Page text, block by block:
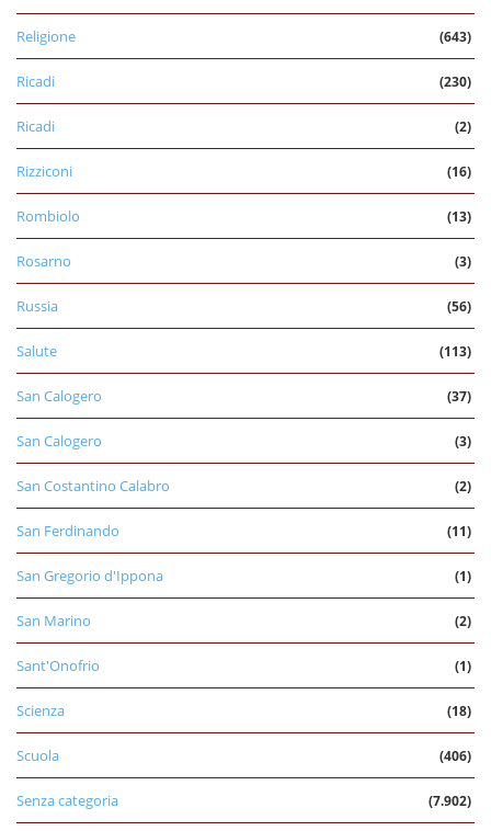
Religione (643)
Ricadi (230)
Ricadi (2)
Rizziconi (16)
Rombiolo (13)
Rosarno (3)
Russia (56)
Salute (113)
San Calogero (37)
San Calogero (3)
San Costantino Calabro (2)
San Ferdinando (11)
San Gregorio d'Ippona (1)
San Marino (2)
Sant'Onofrio (1)
Scienza (18)
Scuola (406)
Senza categoria (7.902)